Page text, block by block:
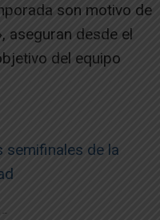
son motivo de
aseguran desde el
del equipo
semifinales de la
--